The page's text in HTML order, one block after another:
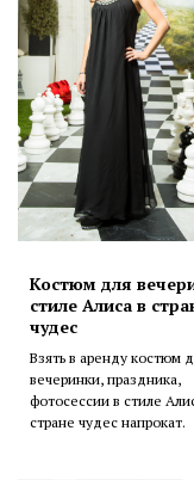
Костюм для
стиле Алиса в
чудес
Взять в аренду костюм
вечеринки, праздника,
фотосессии в стиле
стране чудес напрокат.